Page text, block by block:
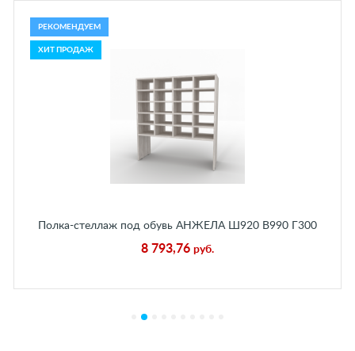
РЕКОМЕНДУЕМ
ХИТ ПРОДАЖ
Полка-стеллаж под обувь АНЖЕЛА Ш920 В990 Г300
8 793,76 руб.